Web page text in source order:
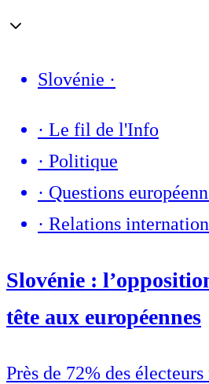
Slovénie ·
· Le fil de l'Info
· Politique
· Questions
· Relations
Slovénie :
tête aux européennes
Près de 72% des électeurs